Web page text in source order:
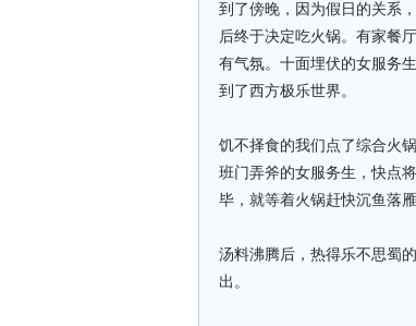
到了傍晚，因为假日的关系
后终于决定吃火锅。有家餐
有气氛。十面埋伏的女服务
到了西方极乐世界。
饥不择食的我们点了综合火
班门弄斧的女服务生，快点
毕，就等着火锅赶快沉鱼落
汤料沸腾后，热得乐不思蜀
出。